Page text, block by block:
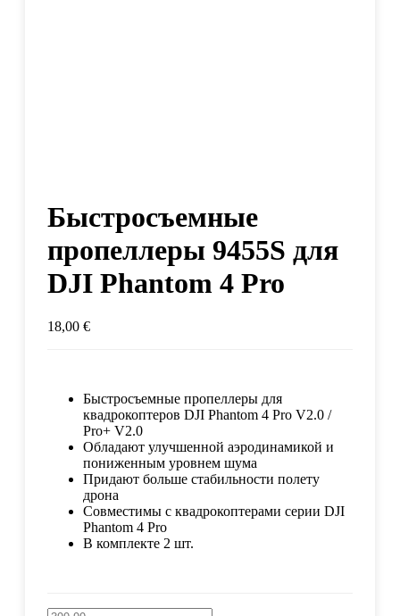
Быстросъемные
пропеллеры 9455S для
DJI Phantom 4 Pro
18,00 €
Быстросъемные пропеллеры для
квадрокоптеров DJI Phantom 4 Pro V2.0 /
Pro+ V2.0
Обладают улучшенной аэродинамикой и
пониженным уровнем шума
Придают больше стабильности полету
дрона
Совместимы с квадрокоптерами серии DJI
Phantom 4 Pro
В комплекте 2 шт.